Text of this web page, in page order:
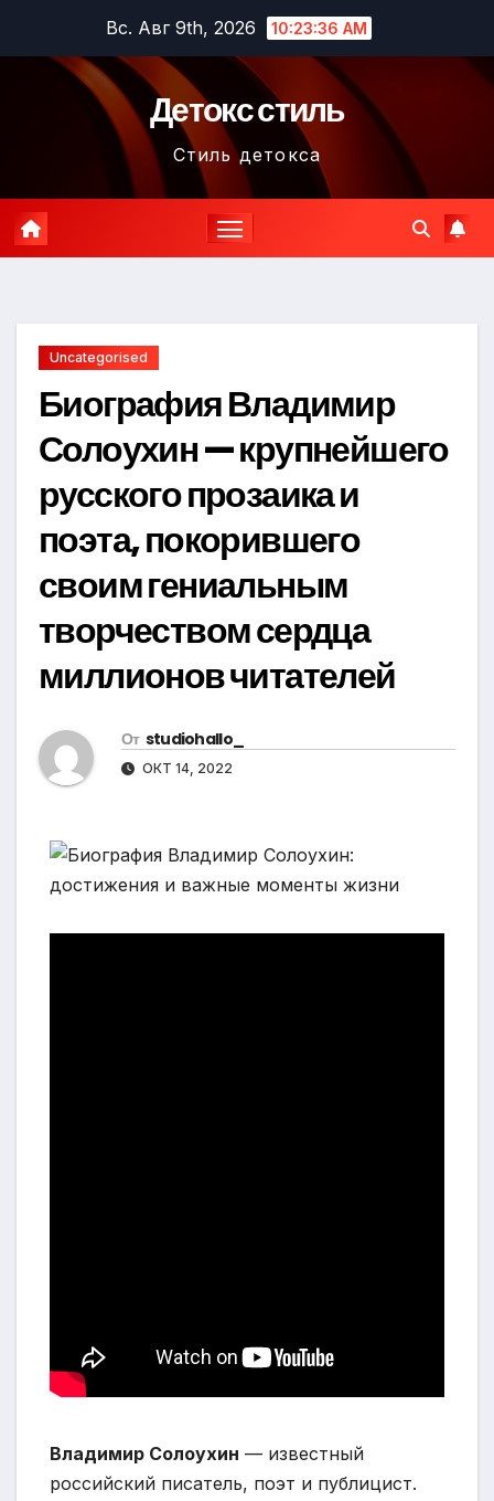
содержимому
Вс. Авг 9th, 2026 10:23:37 AM
Детокс стиль
Стиль детокса
Uncategorised
Биография Владимир
Солоухин — крупнейшего
русского прозаика и
поэта, покорившего
своим гениальным
творчеством сердца
миллионов читателей
От studiohallo_
ОКТ 14, 2022
Владимир Солоухин — известный
российский писатель, поэт и публицист.